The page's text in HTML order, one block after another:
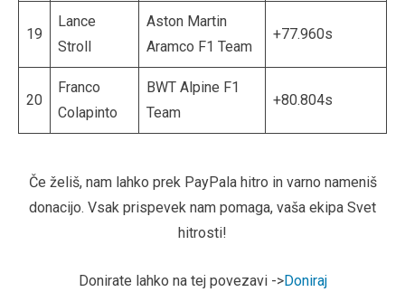
19
Lance
Stroll
Aston Martin
Aramco F1 Team
+77.960s
20
Franco
Colapinto
BWT Alpine F1
Team
+80.804s
Če želiš, nam lahko prek PayPala hitro in varno nameniš
donacijo. Vsak prispevek nam pomaga, vaša ekipa Svet
hitrosti!
Donirate lahko na tej povezavi ->Doniraj